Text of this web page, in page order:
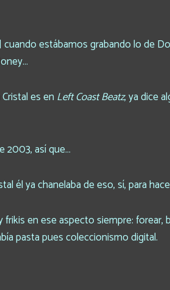
estábamos grabando lo de
es en Left Coast Beatz, ya dice
2003, así que…
él ya chanelaba de eso, sí, para
en ese aspecto siempre: forear,
pasta pues coleccionismo digital.